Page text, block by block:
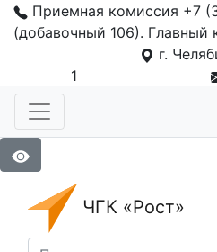
Приемная комиссия +7
(добавочный 106). Главный
г.
1
ЧГК «Рост»